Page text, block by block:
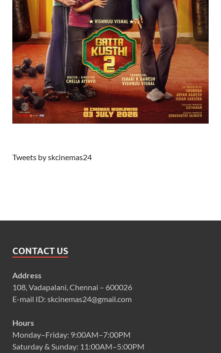
Tweets by skcinemas24
CONTACT US
Address
108, Vadapalani, Chennai – 600026
E-mail ID: skcinemas24@gmail.com
Hours
Monday–Friday: 9:00AM–7:00PM
Saturday & Sunday: 11:00AM–5:00PM